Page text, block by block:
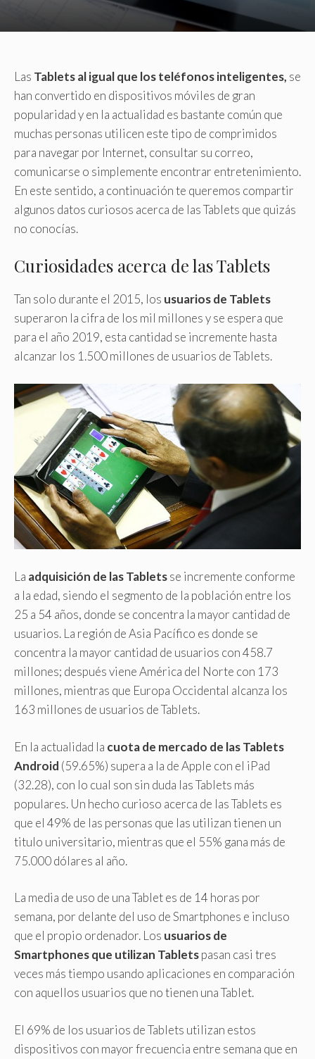
Las Tablets al igual que los teléfonos inteligentes, se
han convertido en dispositivos móviles de gran
popularidad y en la actualidad es bastante común que
muchas personas utilicen este tipo de comprimidos
para navegar por Internet, consultar su correo,
comunicarse o simplemente encontrar entretenimiento.
En este sentido, a continuación te queremos compartir
algunos datos curiosos acerca de las Tablets que quizás
no conocías.
Curiosidades acerca de las Tablets
Tan solo durante el 2015, los usuarios de Tablets
superaron la cifra de los mil millones y se espera que
para el año 2019, esta cantidad se incremente hasta
alcanzar los 1.500 millones de usuarios de Tablets.
La adquisición de las Tabletsse incremente conforme
a la edad, siendo el segmento de la población entre los
25 a 54 años, donde se concentra la mayor cantidad de
usuarios. La región de Asia Pacífico es donde se
concentra la mayor cantidad de usuarios con 458.7
millones; después viene América del Norte con 173
millones, mientras que Europa Occidental alcanza los
163 millones de usuarios de Tablets.
En la actualidad la cuota de mercado de las Tablets
Android (59.65%) supera a la de Apple con el iPad
(32.28), con lo cual son sin duda las Tablets más
populares. Un hecho curioso acerca de las Tablets es
que el 49% de las personas que las utilizan tienen un
titulo universitario, mientras que el 55% gana más de
75.000 dólares al año.
La media de uso de una Tablet es de 14 horas por
semana, por delante del uso de Smartphones e incluso
que el propio ordenador. Los usuarios de
Smartphones que utilizan Tabletspasan casi tres
veces más tiempo usando aplicaciones en comparación
con aquellos usuarios que no tienen una Tablet.
El 69% de los usuarios de Tablets utilizan estos
dispositivos con mayor frecuencia entre semana que en